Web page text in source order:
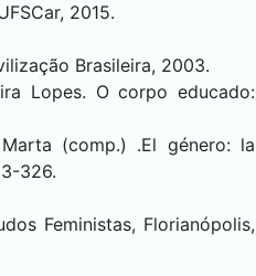
2015.
Brasileira, 2003.
Lopes. O corpo educado:
(comp.) .El género: la
326.
Feministas, Florianópolis,